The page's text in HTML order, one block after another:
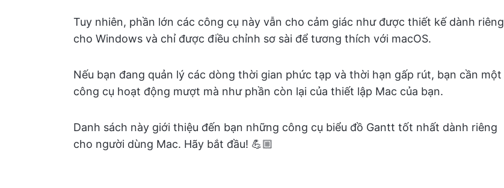
Tuy nhiên, phần lớn các công cụ này vẫn cho cảm giác như được thiết kế dành riêng
cho Windows và chỉ được điều chỉnh sơ sài để tương thích với macOS.
Nếu bạn đang quản lý các dòng thời gian phức tạp và thời hạn gấp rút, bạn cần một
công cụ hoạt động mượt mà như phần còn lại của thiết lập Mac của bạn.
Danh sách này giới thiệu đến bạn những công cụ biểu đồ Gantt tốt nhất dành riêng
cho người dùng Mac. Hãy bắt đầu! 💪🏼